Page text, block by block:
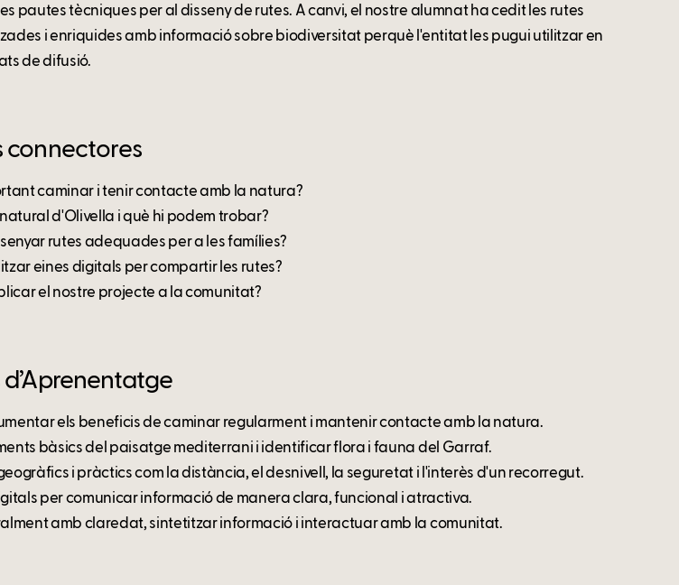
pautes tècniques per al disseny de rutes. A canvi, el nostre alumnat ha cedit les rutes
i enriquides amb informació sobre biodiversitat perquè l'entitat les pugui utilitzar en
de difusió.
connectores
caminar i tenir contacte amb la natura?
d'Olivella i què hi podem trobar?
rutes adequades per a les famílies?
eines digitals per compartir les rutes?
el nostre projecte a la comunitat?
els beneficis de caminar regularment i mantenir contacte amb la natura.
bàsics del paisatge mediterrani i identificar flora i fauna del Garraf.
i pràctics com la distància, el desnivell, la seguretat i l'interès d'un recorregut.
per comunicar informació de manera clara, funcional i atractiva.
amb claredat, sintetitzar informació i interactuar amb la comunitat.